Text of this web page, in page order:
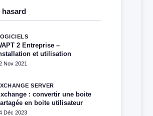
hasard
2 Entreprise –
et utilisation
Nov 2021
SERVER
: convertir une boite
en boite utilisateur
Déc 2023